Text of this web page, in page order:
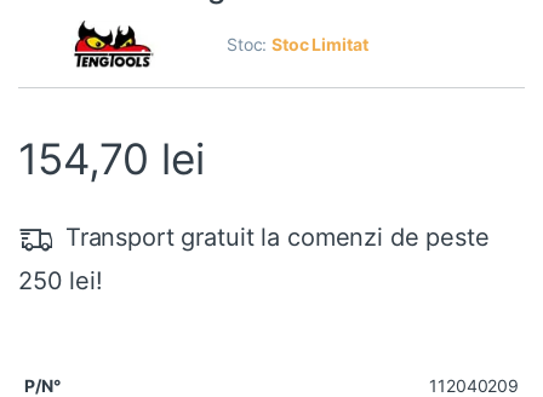
Stoc:Stoc Limitat
154,70 lei
Transport gratuit la comenzi de peste
250 lei!
112040209